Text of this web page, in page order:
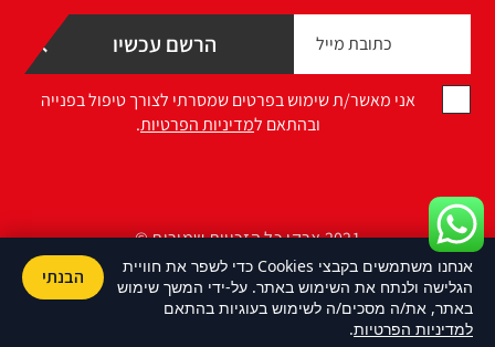
אני מאשר/ת שימוש בפרטים שמסרתי לצורך טיפול בפנייה
ובהתאם למדיניות הפרטיות.
2021 ארקו כל הזכויות שמורות ©
Design by Namelesspace
אנחנו משתמשים בקבצי Cookies כדי לשפר את חוויית
הגלישה ולנתח את השימוש באתר. על-ידי המשך שימוש
באתר, את/ה מסכים/ה לשימוש בעוגיות בהתאם
למדיניות הפרטיות.
הבנתי